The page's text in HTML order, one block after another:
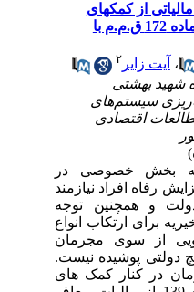
از کمکهای
خیریه در ایران (بازنگری ماده 172 ق.م.م با
،آیت زایر
سیستم‌های
اقتصادی
بخش خصوصی در
رفاه افراد نیازمند
و همچنین توجه
برای ارتکاب انواع
از سوی مجرمان
دولتی پوشیده نیست.
در کنار کمک های